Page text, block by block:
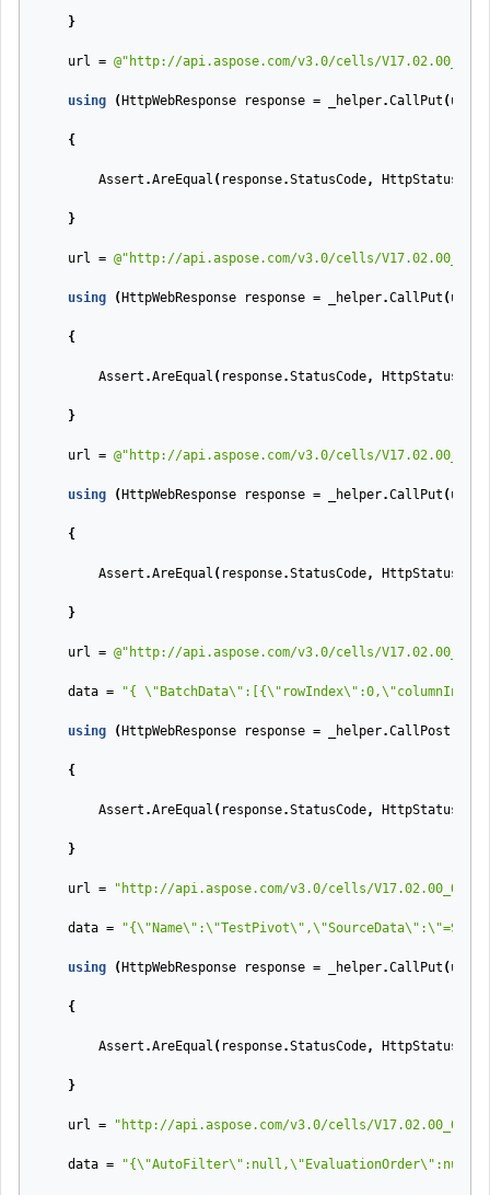
}
url = @"http://api.aspose.com/v3.0/cells/
using ( HttpWebResponse response = _helper.CallPut ( url
{
Assert .AreEqual ( response.StatusCode, HttpStatusCode
}
url = @"http://api.aspose.com/v3.0/cells/
using ( HttpWebResponse response = _helper.CallPut ( url
{
Assert .AreEqual ( response.StatusCode, HttpStatusCode
}
url = @"http://api.aspose.com/v3.0/cells/
using ( HttpWebResponse response = _helper.CallPut ( url
{
Assert .AreEqual ( response.StatusCode, HttpStatusCode
}
url = @"http://api.aspose.com/v3.0/cells/
data = "{
using ( HttpWebResponse response = _helper.CallPost
{
Assert .AreEqual ( response.StatusCode, HttpStatusCode
}
url = "http://api.aspose.com/v3.0/cells/
data =
using ( HttpWebResponse response = _helper.CallPut ( url
{
Assert .AreEqual ( response.StatusCode, HttpStatusCode
}
url = "http://api.aspose.com/v3.0/cells/
data =